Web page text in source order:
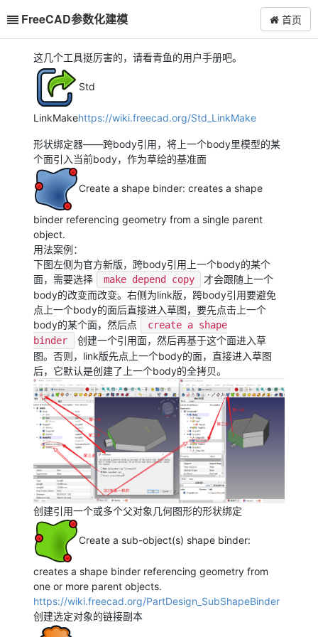
FreeCAD参数化建模 首页
这几个工具挺厉害的，请看青鱼的用户手册吧。
Std
LinkMakehttps://wiki.freecad.org/Std_LinkMake
形状绑定器——跨body引用，将上一个body里模型的某
个面引入当前body，作为草绘的基准面
Create a shape binder: creates a shape
binder referencing geometry from a single parent
object.
用法案例：
下图左侧为官方新版，跨body引用上一个body的某个
面，需要选择
make depend copy
才会跟随上一个
body的改变而改变。右侧为link版，跨body引用要避免
点上一个body的面后直接进入草图，要先点击上一个
body的某个面，然后点
create a shape
binder
创建一个引用面，然后再基于这个面进入草
图。否则，link版先点上一个body的面，直接进入草图
后，它默认是创建了上一个body的全拷贝。
创建引用一个或多个父对象几何图形的形状绑定
Create a sub-object(s) shape binder:
creates a shape binder referencing geometry from
one or more parent objects.
https://wiki.freecad.org/PartDesign_SubShapeBinder
创建选定对象的链接副本